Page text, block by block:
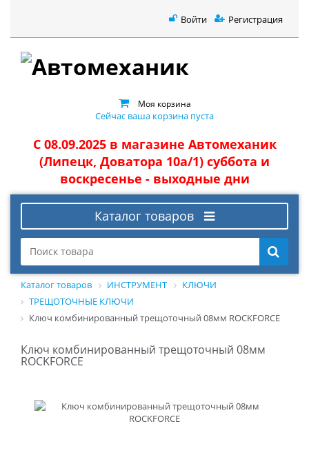
Войти Регистрация
Моя корзина
Сейчас ваша корзина пуста
С 08.09.2025 в магазине Автомеханик
(Липецк, Доватора 10а/1) суббота и
воскресенье - выходные дни
Каталог товаров
Каталог товаров ИНСТРУМЕНТ
КЛЮЧИ
ТРЕЩОТОЧНЫЕ КЛЮЧИ
Ключ комбинированный трещоточный 08мм ROCKFORCE
Ключ комбинированный трещоточный 08мм
ROCKFORCE